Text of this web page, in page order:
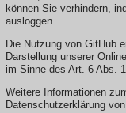
können Sie verhindern,
ausloggen.
Die Nutzung von GitHub
Darstellung unserer
im Sinne des Art. 6 Abs.
Weitere Informationen
Datenschutzerklärung